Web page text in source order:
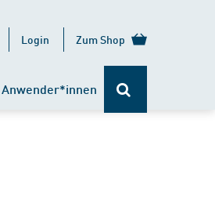
Login Zum Shop